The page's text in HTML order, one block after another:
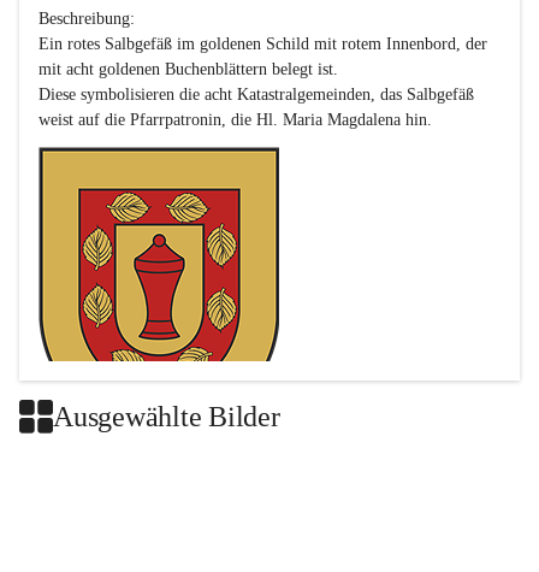
Beschreibung:
Ein rotes Salbgefäß im goldenen Schild mit rotem Innenbord, der
mit acht goldenen Buchenblättern belegt ist.
Diese symbolisieren die acht Katastralgemeinden, das Salbgefäß
Ausgewählte Bilder